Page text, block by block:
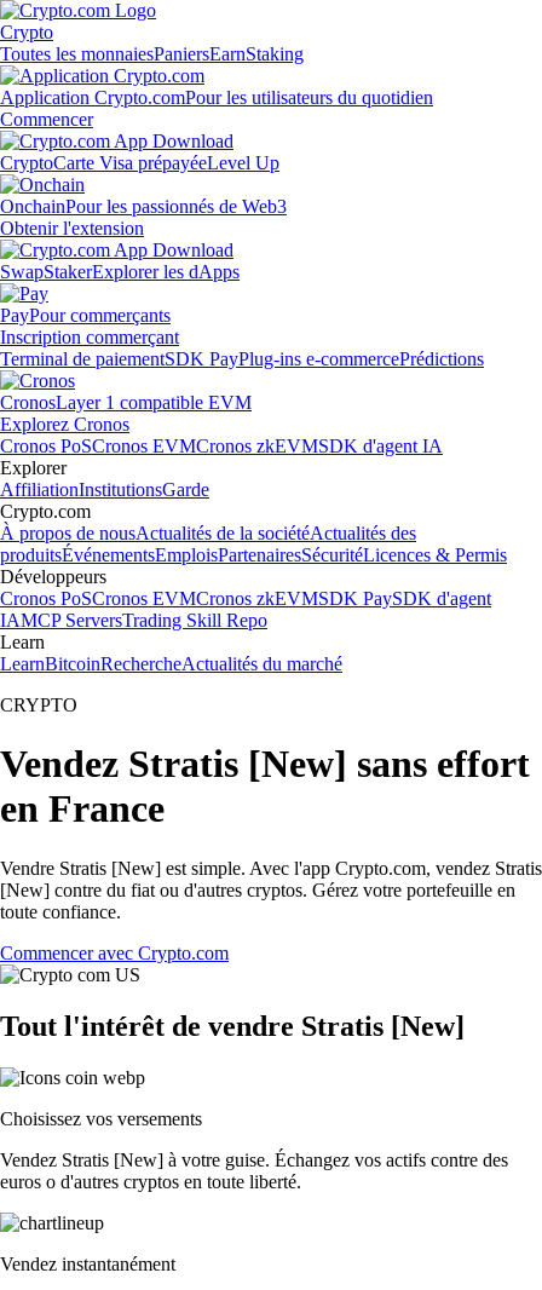
Crypto
Toutes les monnaiesPaniersEarnStaking
Application Crypto.comPour les utilisateurs du quotidien
Commencer
CryptoCarte Visa prépayéeLevel Up
OnchainPour les passionnés de Web3
Obtenir l'extension
SwapStakerExplorer les dApps
PayPour commerçants
Inscription commerçant
Terminal de paiementSDK PayPlug-ins e-commercePrédictions
CronosLayer 1 compatible EVM
Explorez Cronos
Cronos PoSCronos EVMCronos zkEVMSDK d'agent IA
Explorer
AffiliationInstitutionsGarde
Crypto.com
À propos de nousActualités de la sociétéActualités des
produitsÉvénementsEmploisPartenairesSécuritéLicences & Permis
Développeurs
Cronos PoSCronos EVMCronos zkEVMSDK PaySDK d'agent
IAMCP ServersTrading Skill Repo
Learn
LearnBitcoinRechercheActualités du marché
CRYPTO
Vendez Stratis [New] sans effort
en France
Vendre Stratis [New] est simple. Avec l'app Crypto.com, vendez Stratis
[New] contre du fiat ou d'autres cryptos. Gérez votre portefeuille en
toute confiance.
Commencer avec Crypto.com
Tout l'intérêt de vendre Stratis [New]
Choisissez vos versements
Vendez Stratis [New] à votre guise. Échangez vos actifs contre des
euros o d'autres cryptos en toute liberté.
Vendez instantanément